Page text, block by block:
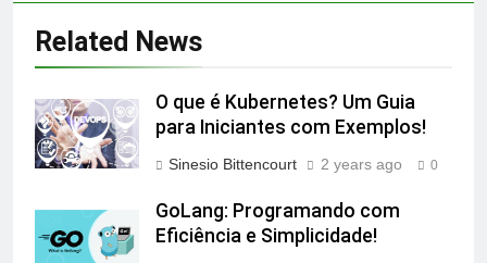
Related News
O que é Kubernetes? Um Guia
para Iniciantes com Exemplos!
Sinesio Bittencourt 2 years ago 0
GoLang: Programando com
Eficiência e Simplicidade!